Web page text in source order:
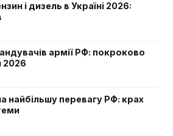
і дизель в Україні 2026:
армії РФ: покроково
2026
найбільшу перевагу РФ: крах